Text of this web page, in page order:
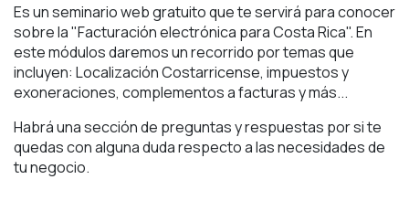
Es un seminario web gratuito que te servirá para conocer
sobre la "Facturación electrónica para Costa Rica". En
este módulos daremos un recorrido por temas que
incluyen: Localización Costarricense, impuestos y
exoneraciones, complementos a facturas y más...
Habrá una sección de preguntas y respuestas por si te
quedas con alguna duda respecto a las necesidades de
tu negocio.